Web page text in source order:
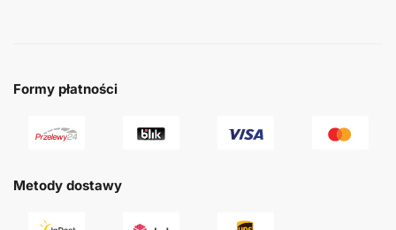
Formy płatności
Metody dostawy